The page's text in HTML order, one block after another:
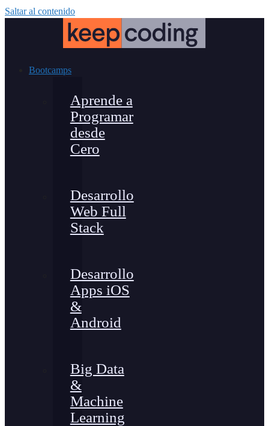
Saltar al contenido
Bootcamps
Aprende a
Programar
desde
Cero
Desarrollo
Web Full
Stack
Desarrollo
Apps iOS
&
Android
Big Data
&
Machine
Learning